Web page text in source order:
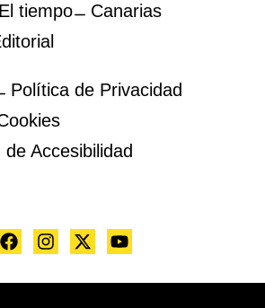
El tiempo
Canarias
Política de Privacidad
Accesibilidad